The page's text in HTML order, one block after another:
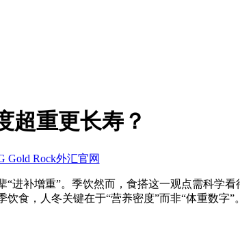
超重更长寿？
Gold Rock外汇官网
“进补增重”。季饮然而，食搭这一观点需科学
饮食，人冬关键在于“营养密度”而非“体重数字”